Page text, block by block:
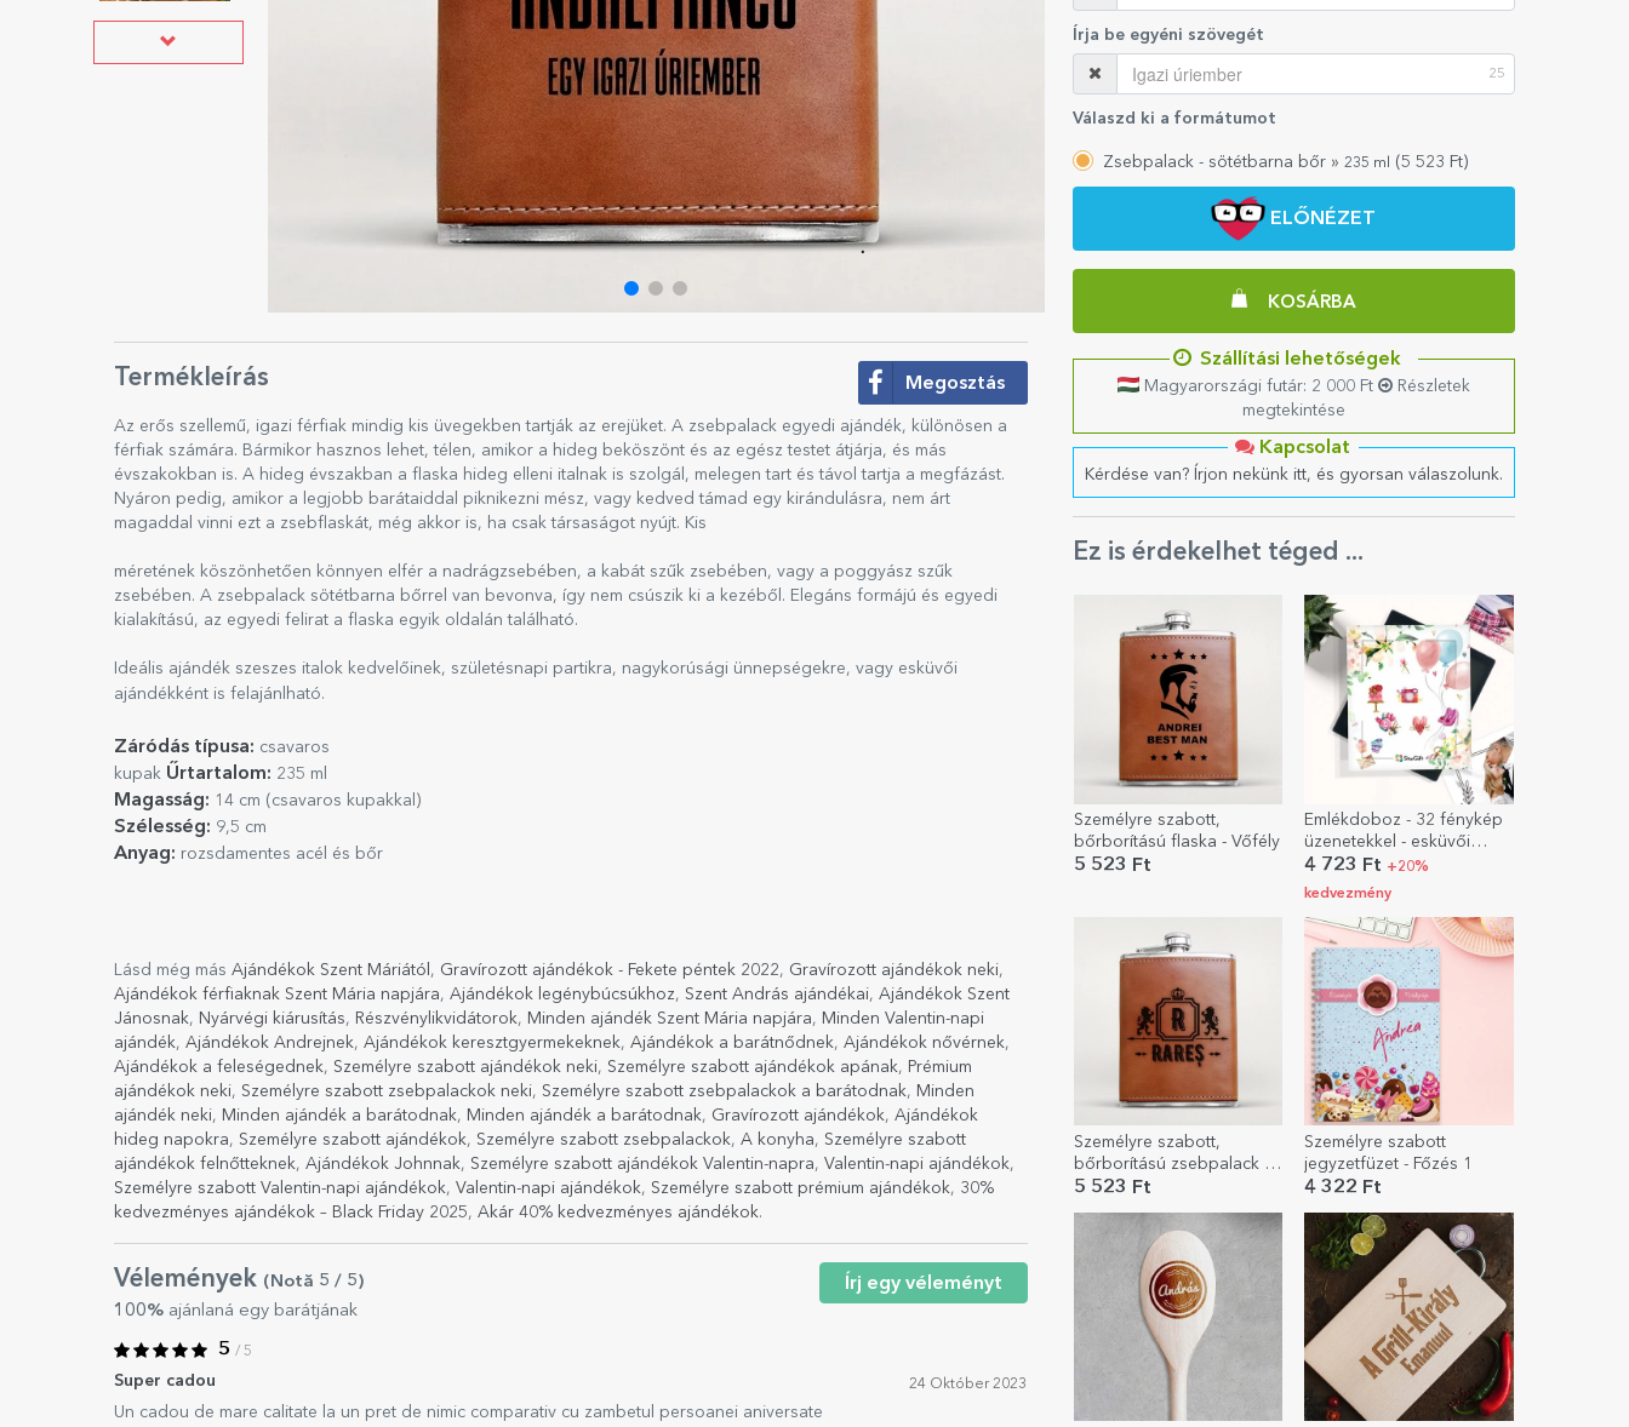
Írja be egyéni szövegét
25
Válaszd ki a formátumot
Zsebpalack - sötétbarna bőr » 235 ml (5 523 Ft)
ELŐNÉZET
KOSÁRBA
Szállítási lehetőségek
Magyarországi futár: 2 000 Ft
Részletek
megtekintése
Kapcsolat
Kérdése van? Írjon nekünk itt, és gyorsan válaszolunk.
Ez is érdekelhet téged ...
Személyre szabott,
bőrborítású flaska - Vőfély
5 523 Ft
Emlékdoboz - 32 fénykép
üzenetekkel - esküvői
modell
4 723 Ft +20%
kedvezmény
Személyre szabott,
bőrborítású zsebpalack -
Az oroszlánkirály
5 523 Ft
Személyre szabott
jegyzetfüzet - Főzés 1
4 322 Ft
Termékleírás Megosztás
Az erős szellemű, igazi férfiak mindig kis üvegekben tartják az erejüket. A zsebpalack egyedi ajándék, különösen a
férfiak számára. Bármikor hasznos lehet, télen, amikor a hideg beköszönt és az egész testet átjárja, és más
évszakokban is. A hideg évszakban a flaska hideg elleni italnak is szolgál, melegen tart és távol tartja a megfázást.
Nyáron pedig, amikor a legjobb barátaiddal piknikezni mész, vagy kedved támad egy kirándulásra, nem árt
magaddal vinni ezt a zsebflaskát, még akkor is, ha csak társaságot nyújt. Kis
méretének köszönhetően könnyen elfér a nadrágzsebében, a kabát szűk zsebében, vagy a poggyász szűk
zsebében. A zsebpalack sötétbarna bőrrel van bevonva, így nem csúszik ki a kezéből. Elegáns formájú és egyedi
kialakítású, az egyedi felirat a flaska egyik oldalán található.
Ideális ajándék szeszes italok kedvelőinek, születésnapi partikra, nagykorúsági ünnepségekre, vagy esküvői
ajándékként is felajánlható.
Záródás típusa: csavaros
kupak Űrtartalom: 235 ml
Magasság: 14 cm (csavaros kupakkal)
Szélesség: 9,5 cm
Anyag: rozsdamentes acél és bőr
Lásd még más Ajándékok Szent Máriától , Gravírozott ajándékok - Fekete péntek 2022, Gravírozott ajándékok neki,
Ajándékok férfiaknak Szent Mária napjára, Ajándékok legénybúcsúkhoz, Szent András ajándékai, Ajándékok Szent
Jánosnak, Nyárvégi kiárusítás, Részvénylikvidátorok, Minden ajándék Szent Mária napjára, Minden Valentin-napi
ajándék, Ajándékok Andrejnek, Ajándékok keresztgyermekeknek, Ajándékok a barátnődnek, Ajándékok nővérnek,
Ajándékok a feleségednek, Személyre szabott ajándékok neki, Személyre szabott ajándékok apának, Prémium
ajándékok neki, Személyre szabott zsebpalackok neki, Személyre szabott zsebpalackok a barátodnak, Minden
ajándék neki, Minden ajándék a barátodnak, Minden ajándék a barátodnak, Gravírozott ajándékok, Ajándékok
hideg napokra, Személyre szabott ajándékok, Személyre szabott zsebpalackok, A konyha, Személyre szabott
ajándékok felnőtteknek, Ajándékok Johnnak, Személyre szabott ajándékok Valentin-napra, Valentin-napi ajándékok,
Személyre szabott Valentin-napi ajándékok, Valentin-napi ajándékok, Személyre szabott prémium ajándékok, 30%
kedvezményes ajándékok – Black Friday 2025, Akár 40% kedvezményes ajándékok.
Vélemények (Notă 5 / 5)
100% ajánlaná egy barátjának
Írj egy véleményt
5 / 5
Super cadou 24 Október 2023
Un cadou de mare calitate la un pret de nimic comparativ cu zambetul persoanei aniversate